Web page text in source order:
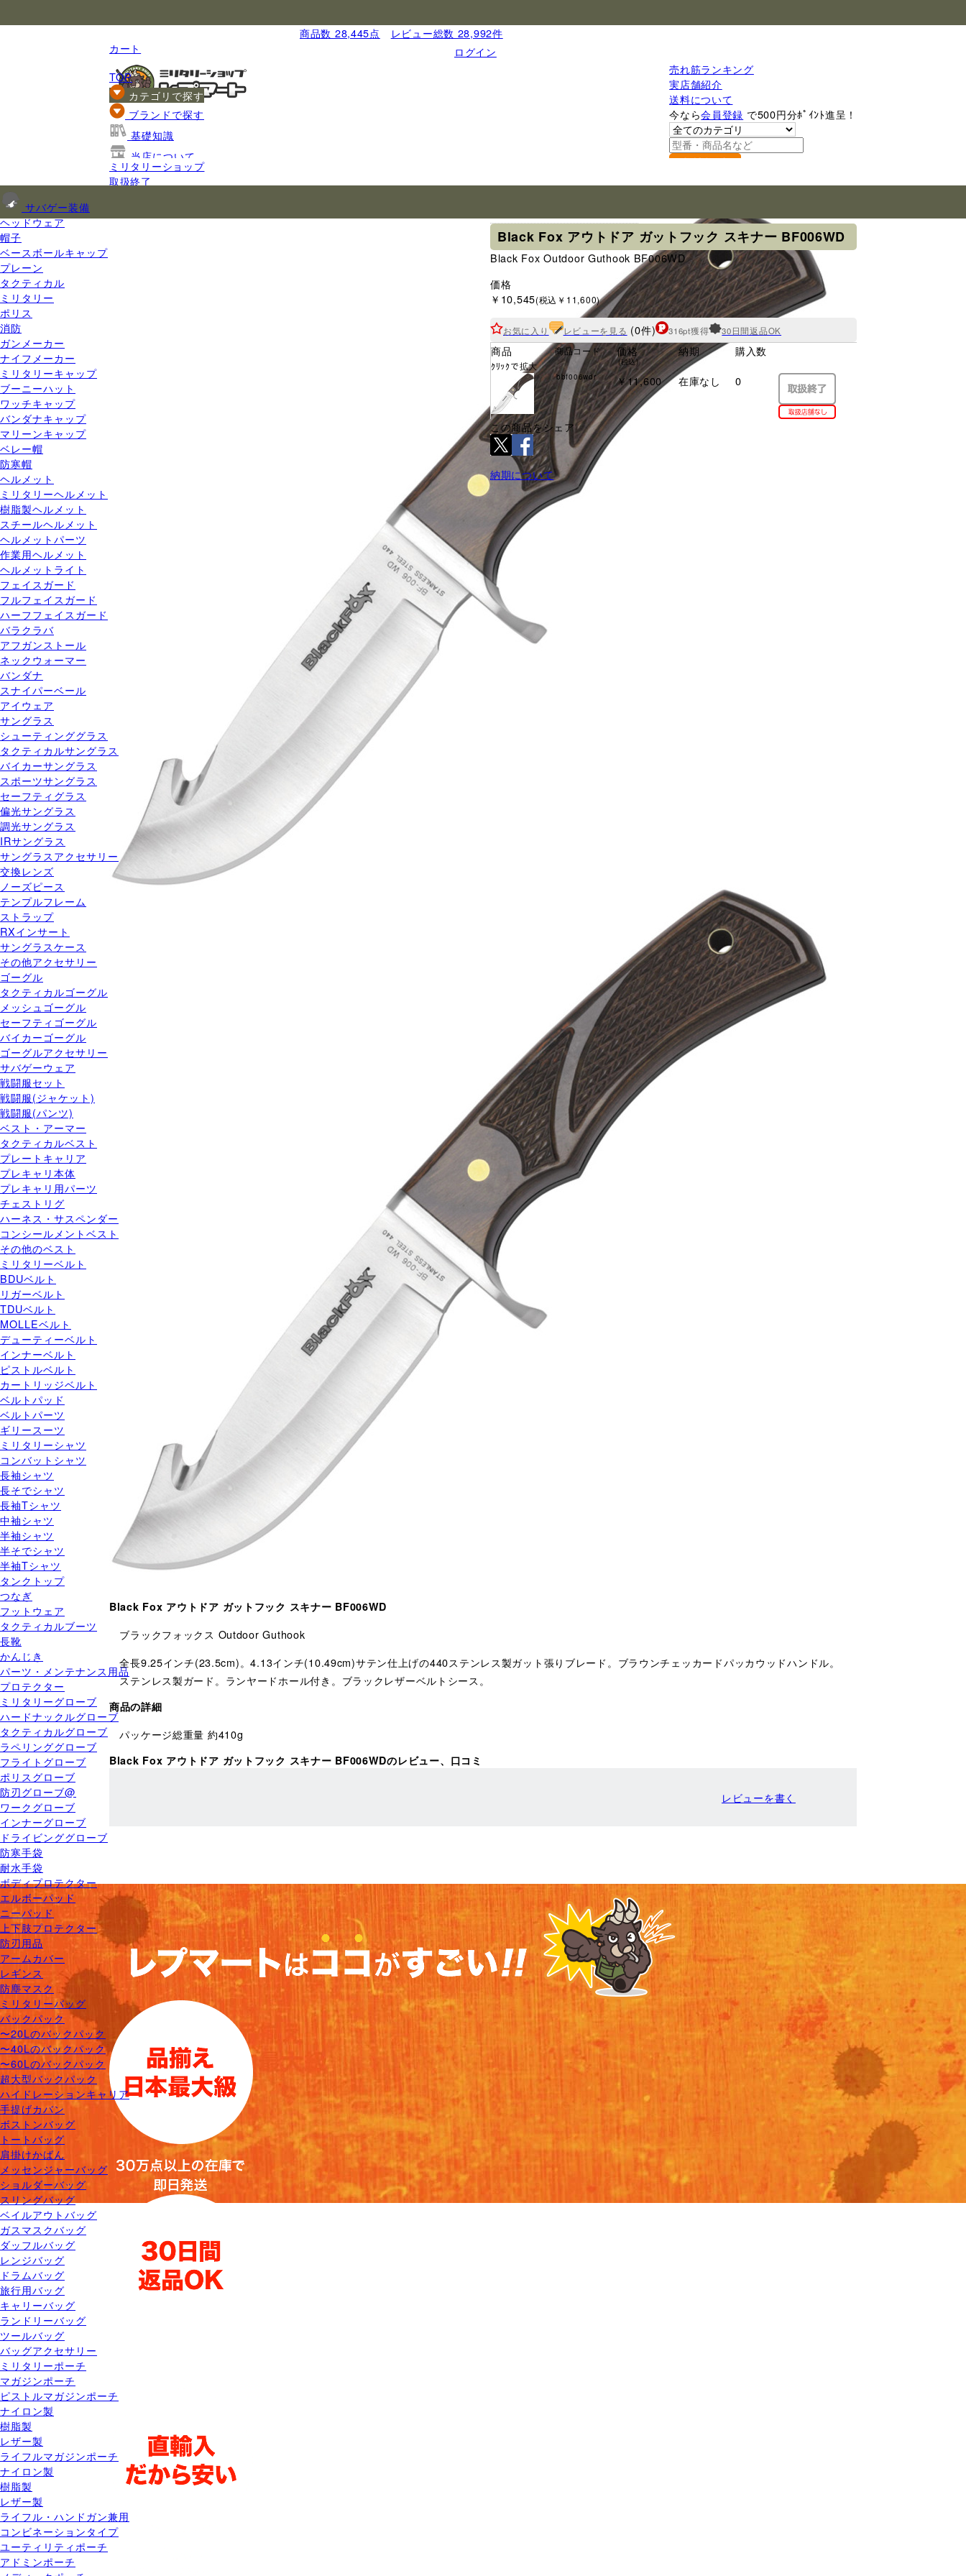
商品数 28,445点
レビュー総数 28,992件
ログイン
カート
売れ筋ランキング
実店舗紹介
送料について
今なら会員登録 で500円分ﾎﾟｲﾝﾄ進呈！
TOP
カテゴリで探す
サバゲー装備
ヘッドウェア
帽子
ベースボールキャップ
プレーン
タクティカル
ミリタリー
ポリス
消防
ガンメーカー
ナイフメーカー
ミリタリーキャップ
ブーニーハット
ワッチキャップ
バンダナキャップ
マリーンキャップ
ベレー帽
防寒帽
ヘルメット
ミリタリーヘルメット
樹脂製ヘルメット
スチールヘルメット
ヘルメットパーツ
作業用ヘルメット
ヘルメットライト
フェイスガード
フルフェイスガード
ハーフフェイスガード
バラクラバ
アフガンストール
ネックウォーマー
バンダナ
スナイパーベール
アイウェア
サングラス
シューティンググラス
タクティカルサングラス
バイカーサングラス
スポーツサングラス
セーフティグラス
偏光サングラス
調光サングラス
IRサングラス
サングラスアクセサリー
交換レンズ
ノーズピース
テンプルフレーム
ストラップ
RXインサート
サングラスケース
その他アクセサリー
ゴーグル
タクティカルゴーグル
メッシュゴーグル
セーフティゴーグル
バイカーゴーグル
ゴーグルアクセサリー
サバゲーウェア
戦闘服セット
戦闘服(ジャケット)
戦闘服(パンツ)
ベスト・アーマー
タクティカルベスト
プレートキャリア
プレキャリ本体
プレキャリ用パーツ
チェストリグ
ハーネス・サスペンダー
コンシールメントベスト
その他のベスト
ミリタリーベルト
BDUベルト
リガーベルト
TDUベルト
MOLLEベルト
デューティーベルト
インナーベルト
ピストルベルト
カートリッジベルト
ベルトパッド
ベルトパーツ
ギリースーツ
ミリタリーシャツ
コンバットシャツ
長袖シャツ
長そでシャツ
長袖Tシャツ
中袖シャツ
半袖シャツ
半そでシャツ
半袖Tシャツ
タンクトップ
つなぎ
フットウェア
タクティカルブーツ
長靴
かんじき
パーツ・メンテナンス用品
プロテクター
ミリタリーグローブ
ハードナックルグローブ
タクティカルグローブ
ラペリンググローブ
フライトグローブ
ポリスグローブ
防刃グローブ@
ワークグローブ
インナーグローブ
ドライビンググローブ
防寒手袋
耐水手袋
ボディプロテクター
エルボーパッド
ニーパッド
上下肢プロテクター
防刃用品
アームカバー
レギンス
防塵マスク
ミリタリーバッグ
バックパック
〜20Lのバックパック
〜40Lのバックパック
〜60Lのバックパック
超大型バックパック
ハイドレーションキャリア
手提げカバン
ボストンバッグ
トートバッグ
肩掛けかばん
メッセンジャーバッグ
ショルダーバッグ
スリングバッグ
ベイルアウトバッグ
ガスマスクバッグ
ダッフルバッグ
レンジバッグ
ドラムバッグ
旅行用バッグ
キャリーバッグ
ランドリーバッグ
ツールバッグ
バッグアクセサリー
ミリタリーポーチ
マガジンポーチ
ピストルマガジンポーチ
ナイロン製
樹脂製
レザー製
ライフルマガジンポーチ
ナイロン製
樹脂製
レザー製
ライフル・ハンドガン兼用
コンビネーションタイプ
ユーティリティポーチ
アドミンポーチ
ブランドで探す
基礎知識
当店について
ご利用ガイド
ミリタリーショップ
取扱終了
Black Fox アウトドア ガットフック スキナー BF006WD
Black Fox Outdoor Guthook BF006WD
価格
￥10,545(税込￥11,600)
お気に入り レビューを見る (0件) 316pt獲得 30日間返品OK
商品
ｸﾘｯｸで拡大
商品コード 価格
(税込)
納期 購入数
bbf006wdr ￥11,600 在庫なし 0
この商品をシェア
納期について
Black Fox アウトドア ガットフック スキナー BF006WD
ブラックフォックス Outdoor Guthook
全長9.25インチ(23.5cm)。4.13インチ(10.49cm)サテン仕上げの440ステンレス製ガット張りブレード。ブラウンチェッカードパッカウッドハンドル。
ステンレス製ガード。ランヤードホール付き。ブラックレザーベルトシース。
商品の詳細
パッケージ総重量 約410g
Black Fox アウトドア ガットフック スキナー BF006WDのレビュー、口コミ
レビューを書く